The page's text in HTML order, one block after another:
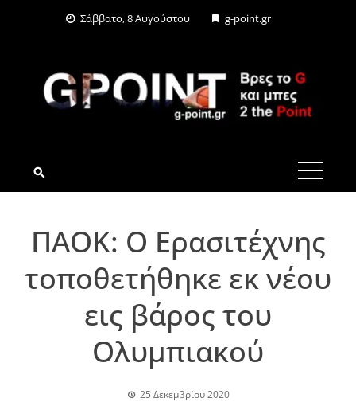
Σάββατο, 8 Αυγούστου g-point.gr
G-POINT.GR
ΠΑΟΚ: Ο Ερασιτέχνης
τοποθετήθηκε εκ νέου
εις βάρος του
Ολυμπιακού
25 Δεκεμβρίου 2020